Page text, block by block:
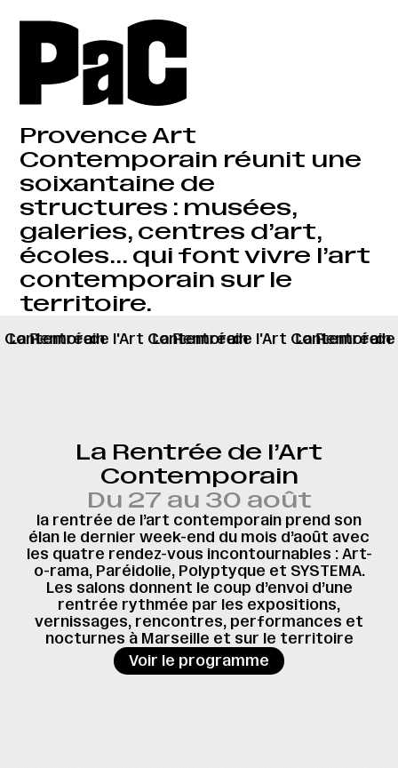
Provence Art
Contemporain réunit une
soixantaine de
structures : musées,
galeries, centres d’art,
écoles… qui font vivre l’art
contemporain sur le
territoire.
La Rentrée de l’Art
Contemporain
Du 27 au 30 août
la rentrée de l’art contemporain prend son
élan le dernier week-end du mois d’août avec
les quatre rendez-vous incontournables : Art-
o-rama, Paréidolie, Polyptyque et SYSTEMA.
Les salons donnent le coup d’envoi d’une
rentrée rythmée par les expositions,
vernissages, rencontres, performances et
nocturnes à Marseille et sur le territoire
Voir le programme
Contemorain
La Rentréede l'Art Contemorain
La Rentréede l'Art Contemorain
La Rentrée